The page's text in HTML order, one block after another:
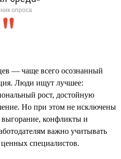
опроса
— чаще всего осознанный
Люди ищут лучшее:
рост, достойную
Но при этом не исключены
конфликты и
важно учитывать
специалистов.